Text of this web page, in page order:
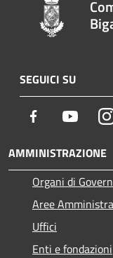
SEGUICI SU
Facebook
AMMINISTRAZIONE
Organi di
Aree
Uffici
Enti e fondazioni